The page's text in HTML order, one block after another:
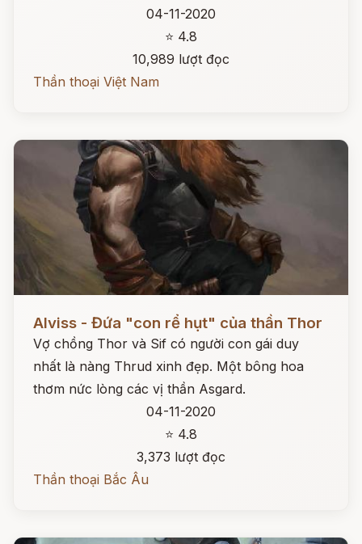
04-11-2020
⭐ 4.8
10,989 lượt đọc
Thần thoại Việt Nam
Alviss - Đứa "con rể hụt" của thần Thor
Vợ chồng Thor và Sif có người con gái duy
nhất là nàng Thrud xinh đẹp. Một bông hoa
thơm nức lòng các vị thần Asgard.
04-11-2020
⭐ 4.8
3,373 lượt đọc
Thần thoại Bắc Âu